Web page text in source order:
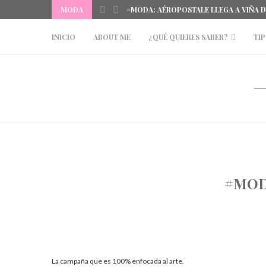
MODA #MODA: AÉROPOSTALE LLEGA A VIÑA
INICIO ABOUT ME ¿QUÉ QUIERES SABER?
La campaña que es 100% enfocada al arte.